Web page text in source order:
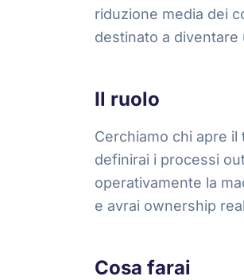
riduzione media dei
destinato a
Il ruolo
Cerchiamo chi apre
definirai i processi
operativamente la
e avrai ownership
Cosa farai